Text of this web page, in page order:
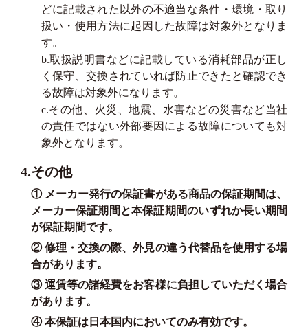
どに記載された以外の不適当な条件・環境・取り
扱い・使用方法に起因した故障は対象外となりま
す。
b.取扱説明書などに記載している消耗部品が正し
く保守、交換されていれば防止できたと確認でき
る故障は対象外になります。
c.その他、火災、地震、水害などの災害など当社
の責任ではない外部要因による故障についても対
象外となります。
4.その他
① メーカー発行の保証書がある商品の保証期間は、
メーカー保証期間と本保証期間のいずれか長い期間
が保証期間です。
② 修理・交換の際、外見の違う代替品を使用する場
合があります。
③ 運賃等の諸経費をお客様に負担していただく場合
があります。
④ 本保証は日本国内においてのみ有効です。